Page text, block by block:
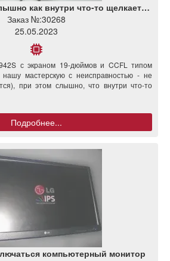
как внутри что-то щелкает…
Заказ №:30268
25.05.2023
с экраном 19-дюймов и CCFL типом
нашу мастерскую с неисправностью - не
при этом слышно, что внутри что-то
Подробнее...
компьютерный монитор